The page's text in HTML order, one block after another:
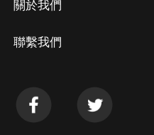
關於我們
聯繫我們